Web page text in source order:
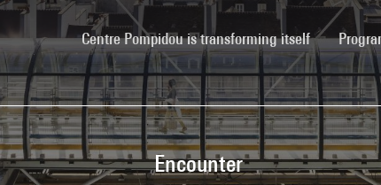
Centre Pompidou is transforming itself(current)
Encounter